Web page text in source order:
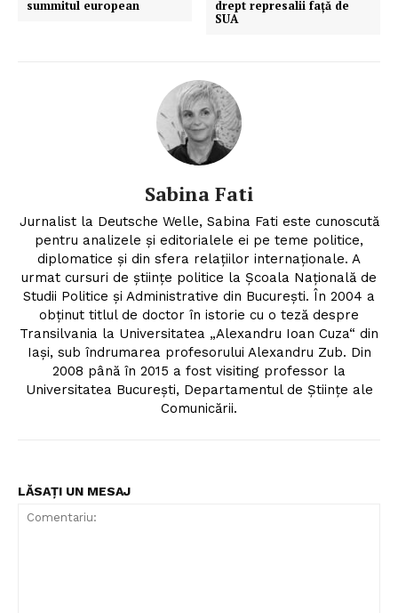
summitul european
drept represalii față de
SUA
Sabina Fati
Jurnalist la Deutsche Welle, Sabina Fati este cunoscută
pentru analizele şi editorialele ei pe teme politice,
diplomatice şi din sfera relaţiilor internaţionale. A
urmat cursuri de ştiinţe politice la Şcoala Naţională de
Studii Politice şi Administrative din Bucureşti. În 2004 a
obţinut titlul de doctor în istorie cu o teză despre
Transilvania la Universitatea „Alexandru Ioan Cuza“ din
Iaşi, sub îndrumarea profesorului Alexandru Zub. Din
2008 până în 2015 a fost visiting professor la
Universitatea Bucureşti, Departamentul de Ştiinţe ale
Comunicării.
LĂSAȚI UN MESAJ